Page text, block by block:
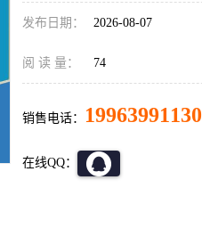
发布日期： 2026-08-07
阅 读 量： 74
销售电话： 19963991130
在线QQ：